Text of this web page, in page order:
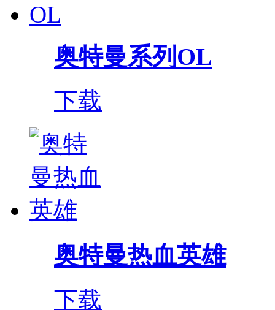
奥特曼系列OL
下载
奥特曼热血英雄
下载